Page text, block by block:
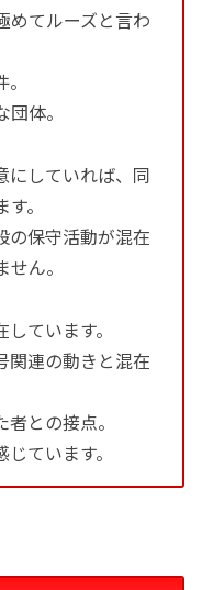
めてルーズと言わ
体。
にしていれば、同
。
の保守活動が混在
ん。
ています。
関連の動きと混在
との接点。
ています。